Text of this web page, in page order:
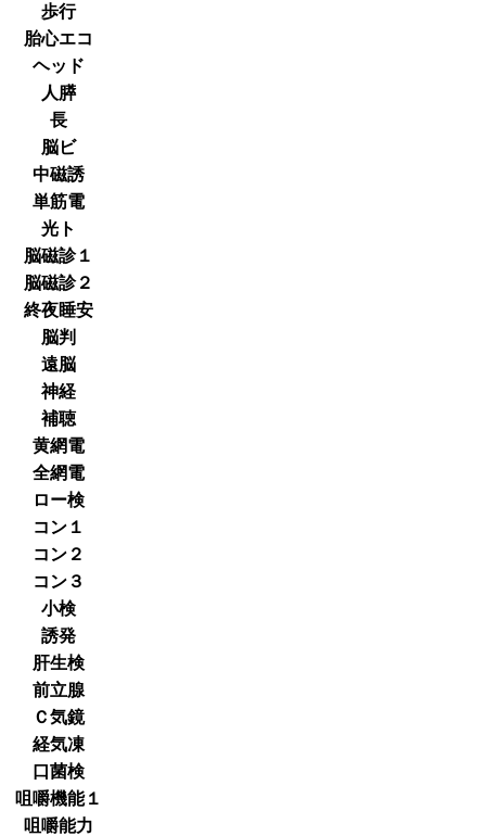
歩行
胎心エコ
ヘッド
人膵
長
脳ビ
中磁誘
単筋電
光ト
脳磁診１
脳磁診２
終夜睡安
脳判
遠脳
神経
補聴
黄網電
全網電
ロー検
コン１
コン２
コン３
小検
誘発
肝生検
前立腺
Ｃ気鏡
経気凍
口菌検
咀嚼機能１
咀嚼能力